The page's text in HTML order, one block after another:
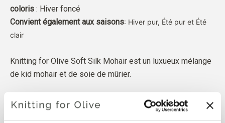
coloris : Hiver foncé
Convient également aux saisons: Hiver pur, Été pur et Été
clair
Knitting for Olive Soft Silk Mohair est un luxueux mélange
de kid mohair et de soie de mûrier.
Notre mohair provient de chèvres angora élevées en
Afrique du Sud, et le fil est également produit localement.